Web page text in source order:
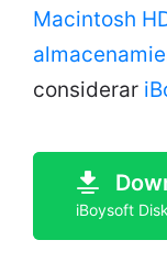
Macintosh
considerar
iBoysoft